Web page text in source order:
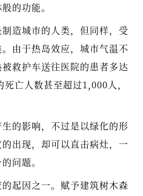
的功能。
造城市的人类，但同样，受
由于热岛效应，城市气温不
救护车送往医院的患者多达
亡人数甚至超过1,000人，
的影响，不过是以绿化的形
出现，却可以直击病灶，一
问题。
起因之一。赋予建筑树木森